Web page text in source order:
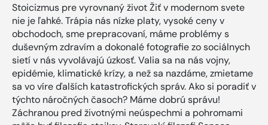
Stoicizmus pre vyrovnaný život Žiť v modernom svete
nie je ľahké. Trápia nás nízke platy, vysoké ceny v
obchodoch, sme prepracovaní, máme problémy s
duševným zdravím a dokonalé fotografie zo sociálnych
sietí v nás vyvolávajú úzkosť. Valia sa na nás vojny,
epidémie, klimatické krízy, a než sa nazdáme, zmietame
sa vo víre ďalších katastrofických správ. Ako si poradiť v
týchto náročných časoch? Máme dobrú správu!
Záchranou pred životnými neúspechmi a pohromami